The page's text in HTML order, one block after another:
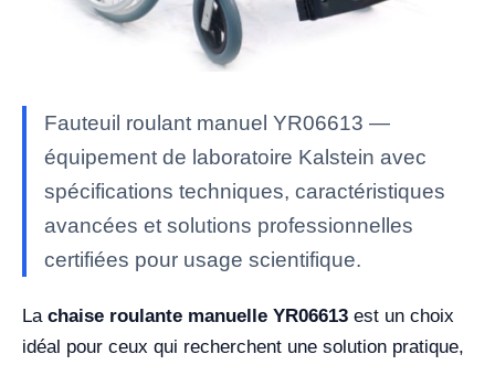
Fauteuil roulant manuel YR06613 —
équipement de laboratoire Kalstein avec
spécifications techniques, caractéristiques
avancées et solutions professionnelles
certifiées pour usage scientifique.
La chaise roulante manuelle YR06613 est un choix
idéal pour ceux qui recherchent une solution pratique,